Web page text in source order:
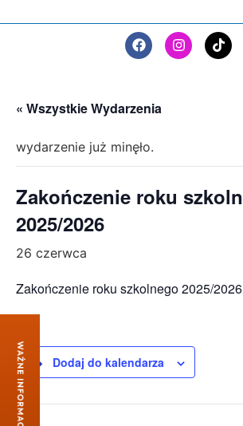
« Wszystkie Wydarzenia
wydarzenie już minęło.
Zakończenie roku
2025/2026
26 czerwca
Zakończenie roku szkolnego 2025/2026
Dodaj do kalendarza